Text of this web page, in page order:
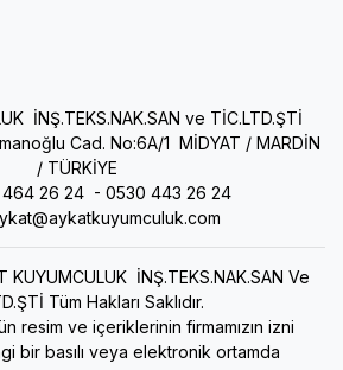
İNŞ.TEKS.NAK.SAN ve TİC.LTD.ŞTİ
Cad. No:6A/1 MİDYAT / MARDİN
/ TÜRKİYE
464 26 24 - 0530 443 26 24
İNŞ.TEKS.NAK.SAN Ve
Tüm Hakları Saklıdır.
resim ve içeriklerinin firmamızın izni
bir basılı veya elektronik ortamda